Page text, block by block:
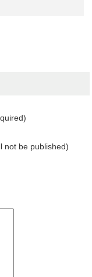
not be published)